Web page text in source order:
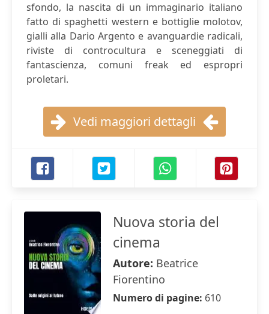
sfondo, la nascita di un immaginario italiano
fatto di spaghetti western e bottiglie molotov,
gialli alla Dario Argento e avanguardie radicali,
riviste di controcultura e sceneggiati di
fantascienza, comuni freak ed espropri
proletari.
Vedi maggiori dettagli
Nuova storia del
cinema
Autore: Beatrice
Fiorentino
Numero di pagine: 610